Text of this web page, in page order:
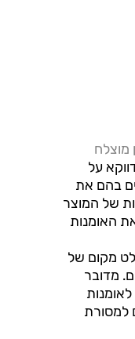
מוצלח
על
בהם את
של המוצר
האומנות
מקום של
מדובר
למסורת